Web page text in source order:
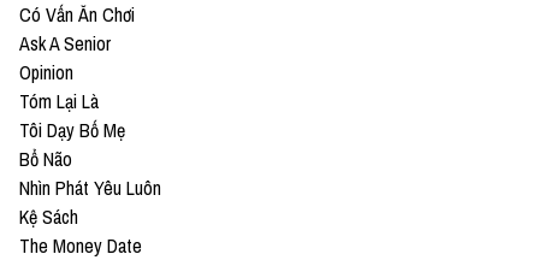
Có Vấn Ăn Chơi
Ask A Senior
Opinion
Tóm Lại Là
Tôi Dạy Bố Mẹ
Bổ Não
Nhìn Phát Yêu Luôn
Kệ Sách
The Money Date